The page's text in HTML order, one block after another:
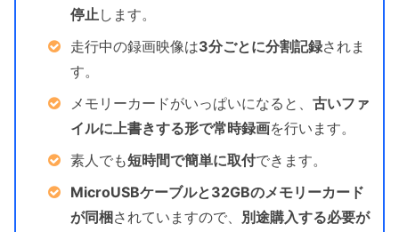
停止します。
走行中の録画映像は3分ごとに分割記録されま
す。
メモリーカードがいっぱいになると、 古いファ
イルに上書きする形で常時録画を行います。
素人でも短時間で簡単に取付できます。
MicroUSBケーブルと32GBのメモリーカード
が同梱されていますので、 別途購入する必要が